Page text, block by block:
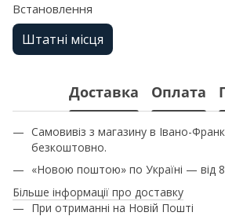
Встановлення
Штатні місця
Доставка Оплата
Самовивіз з магазину в Івано-
безкоштовно.
«Новою поштою» по Україні — від
Більше інформації про доставку
При отриманні на Новій Пошті